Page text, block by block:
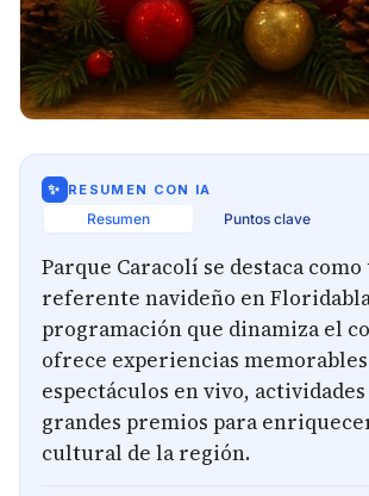
✨ RESUMEN CON IA
Resumen Puntos clave
Parque Caracolí se destaca como
referente navideño en
programación que dinamiza el
ofrece experiencias
espectáculos en vivo,
grandes premios para
cultural de la región.